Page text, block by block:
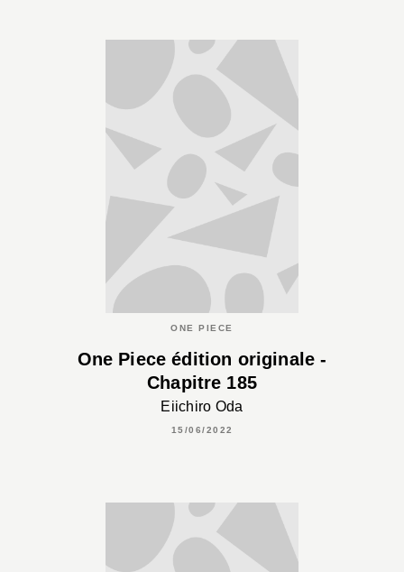
ONE PIECE
One Piece édition originale -
Chapitre 185
Eiichiro Oda
15/06/2022